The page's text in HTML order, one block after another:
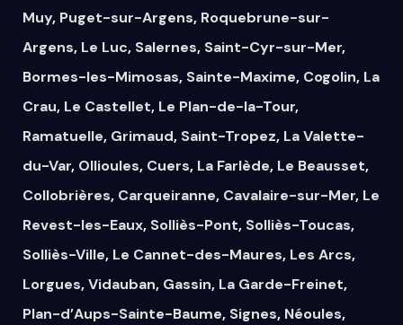
Muy, Puget-sur-Argens, Roquebrune-sur-
Argens, Le Luc, Salernes, Saint-Cyr-sur-Mer,
Bormes-les-Mimosas, Sainte-Maxime, Cogolin, La
Crau, Le Castellet, Le Plan-de-la-Tour,
Ramatuelle, Grimaud, Saint-Tropez, La Valette-
du-Var, Ollioules, Cuers, La Farlède, Le Beausset,
Collobrières, Carqueiranne, Cavalaire-sur-Mer, Le
Revest-les-Eaux, Solliès-Pont, Solliès-Toucas,
Solliès-Ville, Le Cannet-des-Maures, Les Arcs,
Lorgues,Vidauban, Gassin, La Garde-Freinet,
Plan-d’Aups-Sainte-Baume, Signes, Néoules,